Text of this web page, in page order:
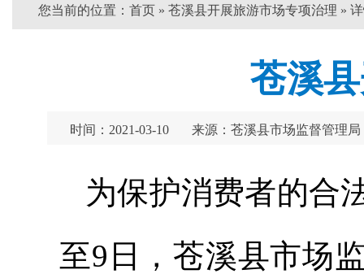
您当前的位置： 首页 » 苍溪县开展旅游市场专项治理 »
苍溪
时间：2021-03-10 来源：苍溪县市场监督管理局
为保护消费者的合
至9日，苍溪县市场